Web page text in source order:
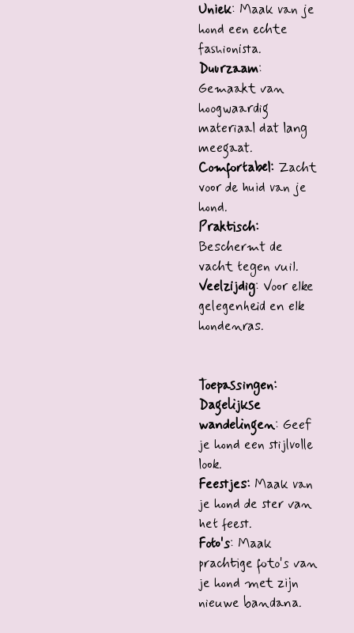
Uniek: Maak van je
hond een echte
fashionista.
Duurzaam:
Gemaakt van
hoogwaardig
materiaal dat lang
meegaat.
Comfortabel: Zacht
voor de huid van je
hond.
Praktisch:
Beschermt de
vacht tegen vuil.
Veelzijdig: Voor elke
gelegenheid en elk
hondenras.
Toepassingen:
Dagelijkse
wandelingen: Geef
je hond een stijlvolle
look.
Feestjes: Maak van
je hond de ster van
het feest.
Foto's: Maak
prachtige foto's van
je hond met zijn
nieuwe bandana.